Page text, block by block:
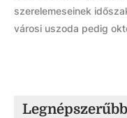
szerelemeseinek
városi uszoda pedig
Legnépszerűbb